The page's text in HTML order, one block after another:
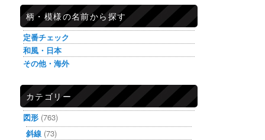
柄・模様の名前から探す
定番チェック
和風・日本
その他・海外
カテゴリー
図形 (763)
斜線 (73)